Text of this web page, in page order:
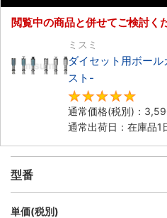
閲覧中の商品と併せてご検討く
ミスミ
ダイセット用ボー
スト-
通常価格(税別)：
通常出荷日：在庫品1
型番
単価(税別)